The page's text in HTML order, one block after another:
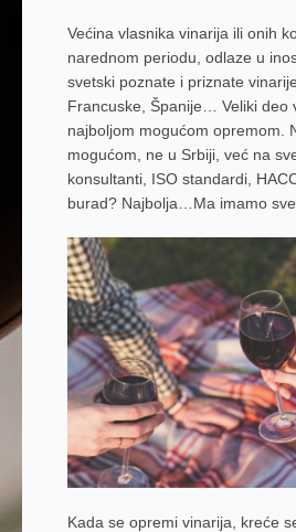
Većina vlasnika vinarija ili onih
narednom periodu, odlaze u
svetski poznate i priznate
Francuske, Španije… Veliki deo
najboljom mogućom opremom.
mogućom, ne u Srbiji, već na
konsultanti, ISO standardi,
burad? Najbolja…Ma imamo
Kada se opremi vinarija, kreće